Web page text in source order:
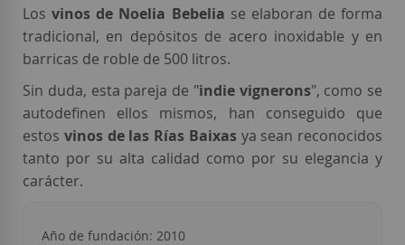
Losvinos de Noelia Bebelia se elaboran de forma
tradicional, en depósitos de acero inoxidable y en
barricas de roble de 500 litros.
Sin duda, esta pareja de "indie vignerons", como se
autodefinen ellos mismos, han conseguido que
estos vinos de las Rías Baixasya sean reconocidos
tanto por su alta calidad como por su elegancia y
carácter.
Año de fundación: 2010